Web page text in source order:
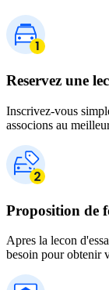
Reservez une
Inscrivez-vous
associons au
Proposition de
Apres la lecon
besoin pour obtenir